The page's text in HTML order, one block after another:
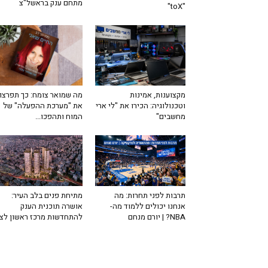
מתחם ענק בראשל"צ
"toX"
מה שמואר צומח: כך
את "מערכת ההפעלה" של
המוח ותהפכו...
מקצוענות, אמינות
וטכנולוגיה: הכירו את "לי ארי
מחשבים"
מתיחת פנים בלב העיר:
אושרה תוכנית הענק
להתחדשות מרכז ראשון
תרבות לפני תחרות: מה
אנחנו יכולים ללמוד מה-
NBA? | יורם מנחם